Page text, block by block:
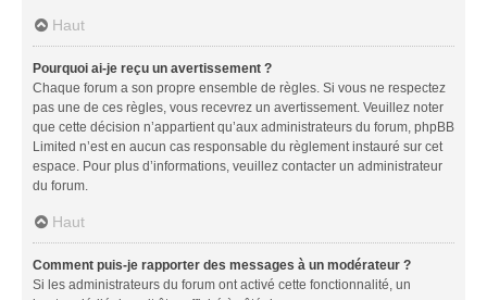
Haut
Pourquoi ai-je reçu un avertissement ?
Chaque forum a son propre ensemble de règles. Si vous ne respectez
pas une de ces règles, vous recevrez un avertissement. Veuillez noter
que cette décision n’appartient qu’aux administrateurs du forum, phpBB
Limited n’est en aucun cas responsable du règlement instauré sur cet
espace. Pour plus d’informations, veuillez contacter un administrateur
du forum.
Haut
Comment puis-je rapporter des messages à un modérateur ?
Si les administrateurs du forum ont activé cette fonctionnalité, un